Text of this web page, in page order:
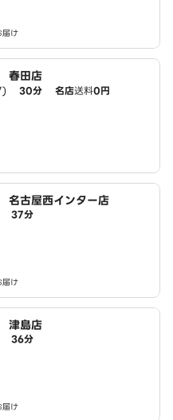
届け
春田店
30分 名店送料0円
古屋西インター店
37分
届け
津島店
36分
届け